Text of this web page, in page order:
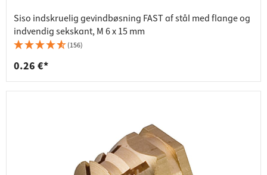
Siso indskruelig gevindbøsning FAST af stål med flange og
indvendig sekskant, M 6 x 15 mm
(156)
0.26 €*